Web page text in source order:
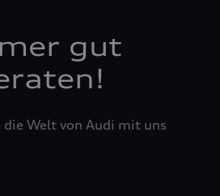
gut
die Welt von Audi mit uns